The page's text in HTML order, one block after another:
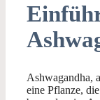
Ashwagandha,
eine Pflanze,